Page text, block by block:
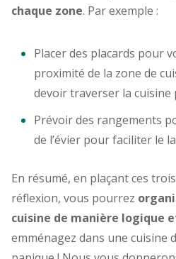
chaque zone. Par exemple :
Placer des placards pour
proximité de la zone de
devoir traverser la cuisine
Prévoir des rangements
de l’évier pour faciliter le
En résumé, en plaçant ces
réflexion, vous pourrez
cuisine de manière logique
emménagez dans une cuisine